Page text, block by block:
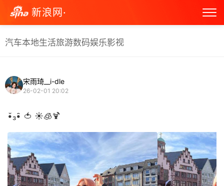
新浪网·
汽车本地生活旅游数码娱乐影视
宋雨琦__i-dle
26-02-01 20:02
•̆₃•̑ 🍅 ☀️🧊🍹 ​​​